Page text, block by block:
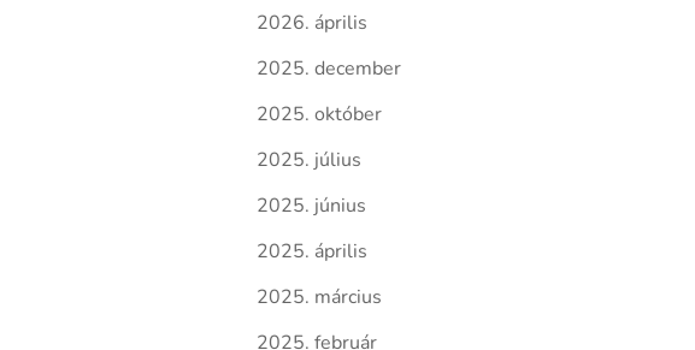
2026. április
2025. december
2025. október
2025. július
2025. június
2025. április
2025. március
2025. február